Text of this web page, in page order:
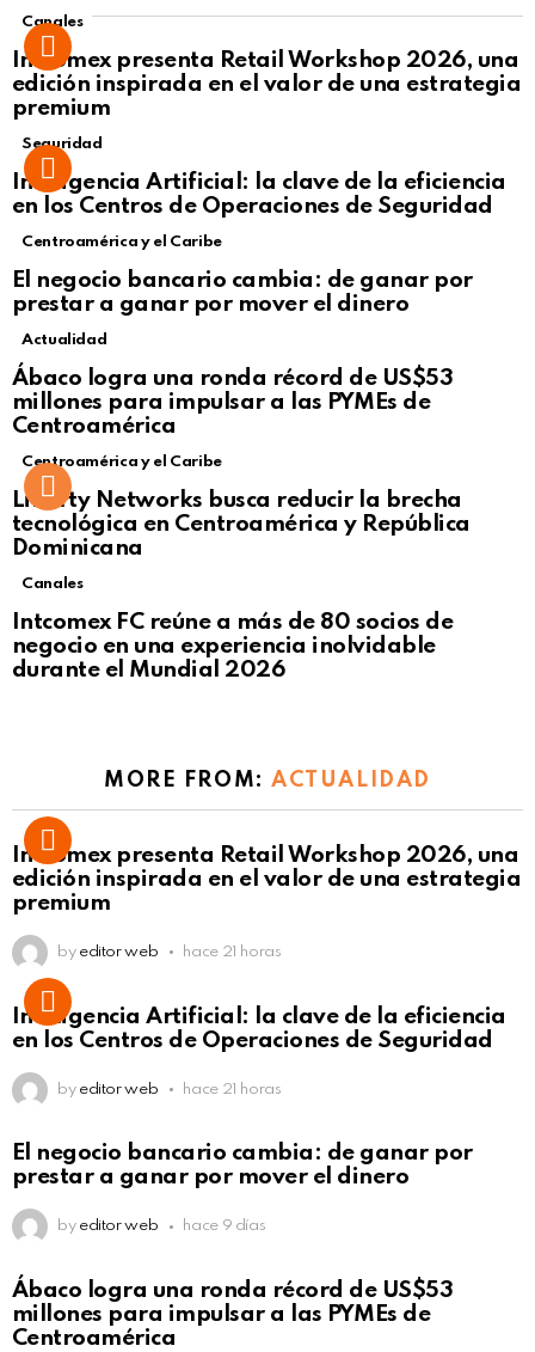
Canales
Intcomex presenta Retail Workshop 2026, una
edición inspirada en el valor de una estrategia
premium
Seguridad
Inteligencia Artificial: la clave de la eficiencia
en los Centros de Operaciones de Seguridad
Centroamérica y el Caribe
El negocio bancario cambia: de ganar por
prestar a ganar por mover el dinero
Not Safe For Work
Click to view this post
Actualidad
Ábaco logra una ronda récord de US$53
millones para impulsar a las PYMEs de
Centroamérica
Centroamérica y el Caribe
Liberty Networks busca reducir la brecha
tecnológica en Centroamérica y República
Dominicana
Canales
Intcomex FC reúne a más de 80 socios de
negocio en una experiencia inolvidable
durante el Mundial 2026
MORE FROM:ACTUALIDAD
Intcomex presenta Retail Workshop 2026, una
edición inspirada en el valor de una estrategia
premium
by editor web hace 21 horas
Inteligencia Artificial: la clave de la eficiencia
en los Centros de Operaciones de Seguridad
by editor web hace 21 horas
El negocio bancario cambia: de ganar por
prestar a ganar por mover el dinero
by editor web hace 9 días
Click to view this post
Ábaco logra una ronda récord de US$53
millones para impulsar a las PYMEs de
Centroamérica